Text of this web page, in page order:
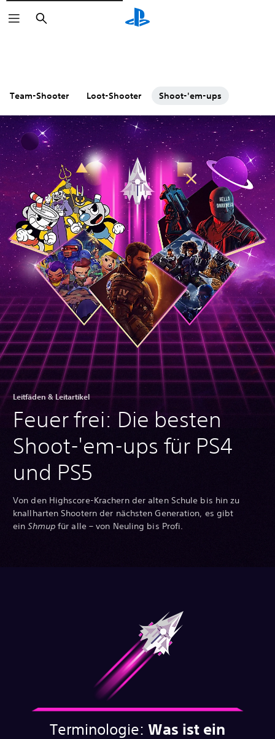
Suchen
Team-Shooter Loot-Shooter Shoot-'em-ups
Leitfäden & Leitartikel
Feuer frei: Die besten
Shoot-'em-ups für PS4
und PS5
Von den Highscore-Krachern der alten Schule bis hin zu
knallharten Shootern der nächsten Generation, es gibt
einShmupfür alle – von Neuling bis Profi.
Terminologie: Was ist ein